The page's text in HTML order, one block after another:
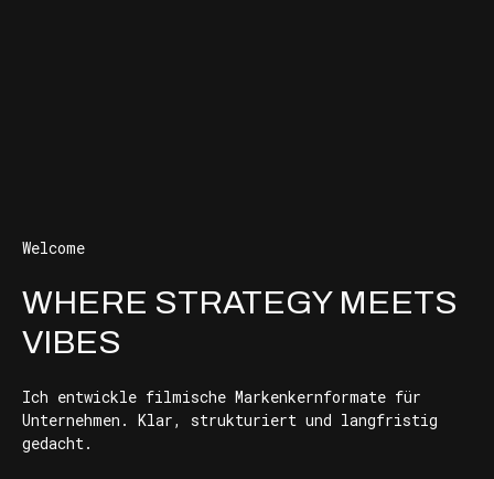
Welcome
WHERE STRATEGY MEETS
VIBES
Ich entwickle filmische Markenkernformate für
Unternehmen. Klar, strukturiert und langfristig
gedacht.